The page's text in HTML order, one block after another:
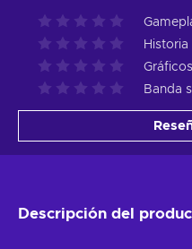
Historia
Gráficos
Banda
Descripción del